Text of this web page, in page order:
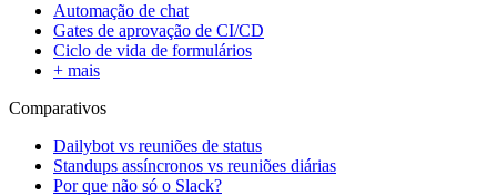
Automação de chat
Gates de aprovação de CI/CD
Ciclo de vida de formulários
+ mais
Comparativos
Dailybot vs reuniões de status
Standups assíncronos vs reuniões diárias
Por que não só o Slack?